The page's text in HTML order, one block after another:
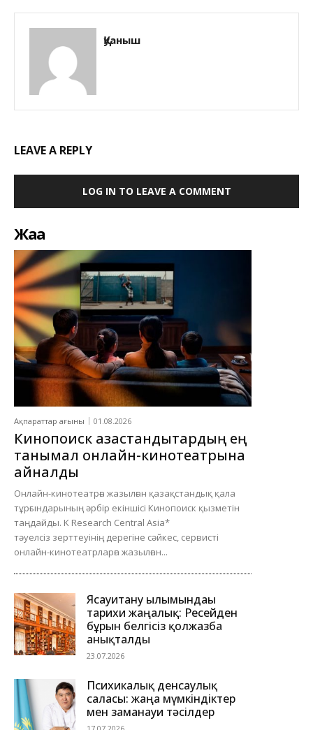
Қуаныш
LEAVE A REPLY
LOG IN TO LEAVE A COMMENT
Жаңа
Ақпараттар ағыны 01.08.2026
Кинопоиск қазақстандықтардың ең
танымал онлайн-кинотеатрына
айналды
Онлайн-кинотеатрға жазылған қазақстандық қала
тұрғындарының әрбір екіншісі Кинопоиск қызметін
таңдайды. K Research Central Asia*
тәуелсіз зерттеуінің дерегіне сәйкес, сервисті
онлайн-кинотеатрларға жазылған...
Ясауитану ғылымындағы
тарихи жаңалық: Ресейден
бұрын белгісіз қолжазба
анықталды
23.07.2026
Психикалық денсаулық
саласы: жаңа мүмкіндіктер
мен заманауи тәсілдер